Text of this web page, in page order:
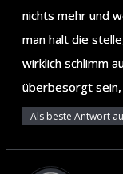
nichts mehr und
man halt die
wirklich schlimm
überbesorgt sein,
Als beste Antwort